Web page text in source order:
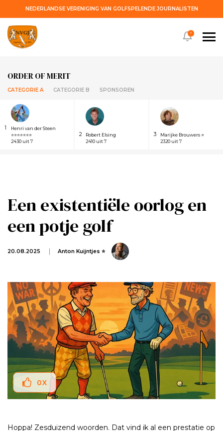
NEDERLANDSE VERENIGING VAN GOLFSPELENDE JOURNALISTEN
ORDER OF MERIT
CATEGORIE A CATEGORIE B SPONSOREN
1
Henri van der Steen
⭐⭐⭐⭐⭐⭐⭐
2430 uit 7
2
Robert Elsing
2410 uit 7
3
Marijke Brouwers ⭐
2320 uit 7
!
Een existentiële oorlog en
een potje golf
20.08.2025 Anton Kuijntjes ⭐
0X
Hoppa! Zesduizend woorden. Dat vind ik al een prestatie op